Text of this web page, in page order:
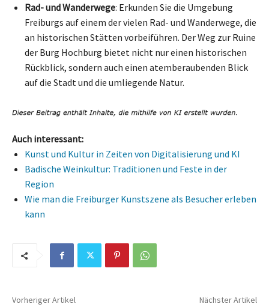
Rad- und Wanderwege: Erkunden Sie die Umgebung
Freiburgs auf einem der vielen Rad- und Wanderwege, die
an historischen Stätten vorbeiführen. Der Weg zur Ruine
der Burg Hochburg bietet nicht nur einen historischen
Rückblick, sondern auch einen atemberaubenden Blick
auf die Stadt und die umliegende Natur.
Auch interessant:
Kunst und Kultur in Zeiten von Digitalisierung und KI
Badische Weinkultur: Traditionen und Feste in der
Region
Wie man die Freiburger Kunstszene als Besucher erleben
kann
Vorheriger Artikel Nächster Artikel